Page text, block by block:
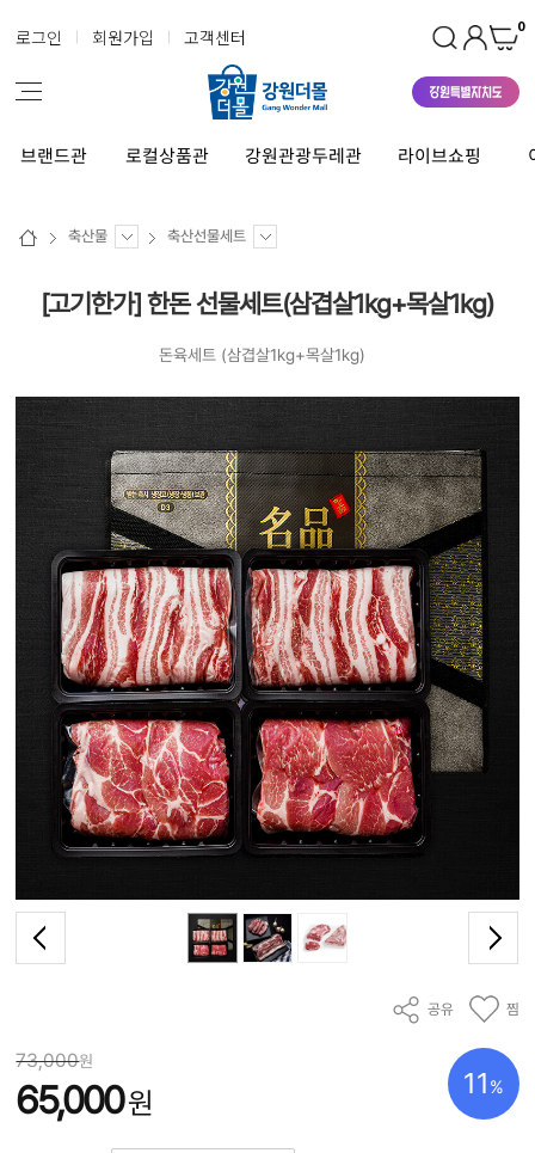
로그인 회원가입 고객센터 0
브랜드관 로컬상품관 강원관광두레관 라이브쇼핑
축산물 축산선물세트
[고기한가] 한돈 선물세트(삼겹살1kg+목살1kg)
돈육세트 (삼겹살1kg+목살1kg)
공유 찜
11 %
73,000원
65,000원